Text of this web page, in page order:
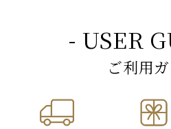
- USER
ご利用